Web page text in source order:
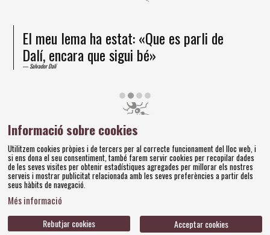
El meu lema ha estat: «Que es parli de
Dalí, encara que sigui bé»
Salvador Dalí
Figueres
Tel. 972 677 520 |amics@fundaciodali.org
Sitemap | Avís Legal
Contacteu | Bases concursos
Informació sobre cookies
Utilitzem cookies pròpies i de tercers per al correcte funcionament del lloc web, i
si ens dona el seu consentiment, també farem servir cookies per recopilar dades
de les seves visites per obtenir estadístiques agregades per millorar els nostres
serveis i mostrar publicitat relacionada amb les seves preferències a partir dels
seus hàbits de navegació.
Més informació
Acceptar cookies
Rebutjar cookies